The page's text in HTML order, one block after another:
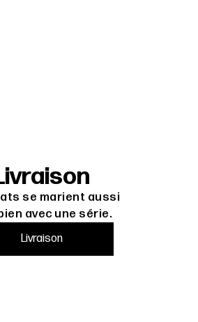
se marient aussi
avec une série.
Livraison